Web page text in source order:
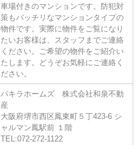
車場付きのマンションです。防犯対
策もバッチリなマンションタイプの
物件です。実際に物件をご覧になり
たいお客様は、スタッフまでご連絡
ください。ご希望の物件をご紹介い
たします。どうぞお気軽にご連絡く
ださい。
パキラホームズ 株式会社和泉不動
産
大阪府堺市西区鳳東町５丁423-6 シ
ャルマン鳳駅前 １階
TEL:072-272-1122